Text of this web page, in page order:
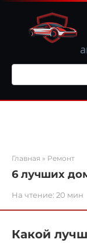
Перейти
контенту
Поиск:
Главная » Ремонт
6 лучших
На чтение: 20 мин
Какой